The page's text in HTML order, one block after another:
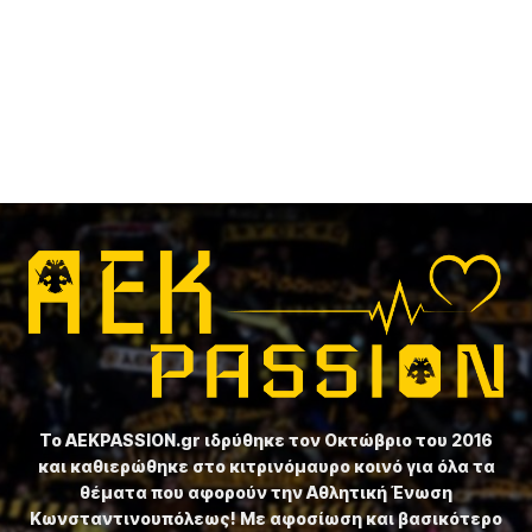
Το ⁦AEKPASSION.gr⁩ ιδρύθηκε τον Οκτώβριο του 2016
και καθιερώθηκε στο κιτρινόμαυρο κοινό για όλα τα
θέματα που αφορούν την Αθλητική Ένωση
Κωνσταντινουπόλεως! Με αφοσίωση και βασικότερο